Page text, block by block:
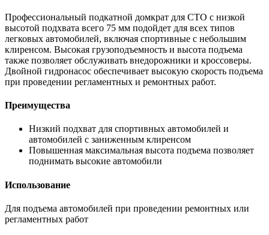
Профессиональный подкатной домкрат для СТО с низкой
высотой подхвата всего 75 мм подойдет для всех типов
легковых автомобилей, включая спортивные с небольшим
клиренсом. Высокая грузоподъемность и высота подъема
также позволяет обслуживать внедорожники и кроссоверы.
Двойной гидронасос обеспечивает высокую скорость подъема
при проведении регламентных и ремонтных работ.
Преимущества
Низкий подхват для спортивных автомобилей и
автомобилей с заниженным клиренсом
Повышенная максимальная высота подъема позволяет
поднимать высокие автомобили
Использование
Для подъема автомобилей при проведении ремонтных или
регламентных работ